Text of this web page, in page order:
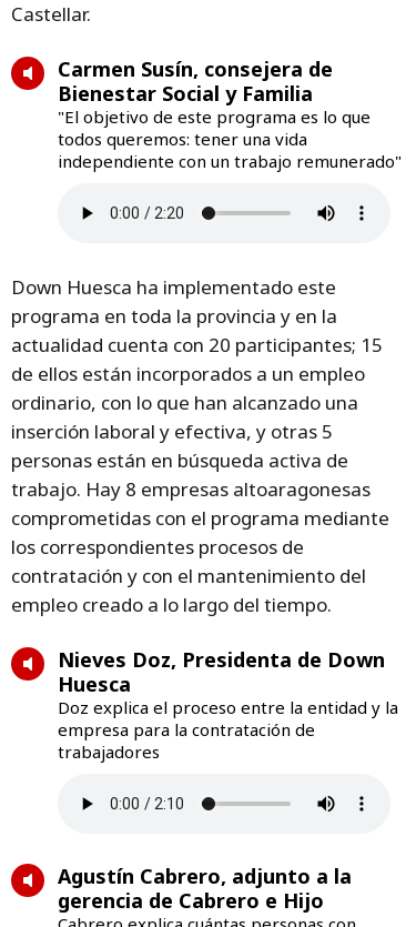
Castellar.
Carmen Susín, consejera de
Bienestar Social y Familia
"El objetivo de este programa es lo que
todos queremos: tener una vida
independiente con un trabajo remunerado"
Down Huesca ha implementado este
programa en toda la provincia y en la
actualidad cuenta con 20 participantes; 15
de ellos están incorporados a un empleo
ordinario, con lo que han alcanzado una
inserción laboral y efectiva, y otras 5
personas están en búsqueda activa de
trabajo. Hay 8 empresas altoaragonesas
comprometidas con el programa mediante
los correspondientes procesos de
contratación y con el mantenimiento del
empleo creado a lo largo del tiempo.
Nieves Doz, Presidenta de Down
Huesca
Doz explica el proceso entre la entidad y la
empresa para la contratación de
trabajadores
Agustín Cabrero, adjunto a la
gerencia de Cabrero e Hijo